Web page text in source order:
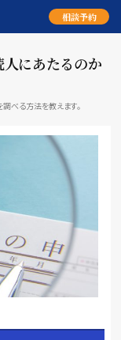
相談予約
にあたるのか
べる方法を教えます。